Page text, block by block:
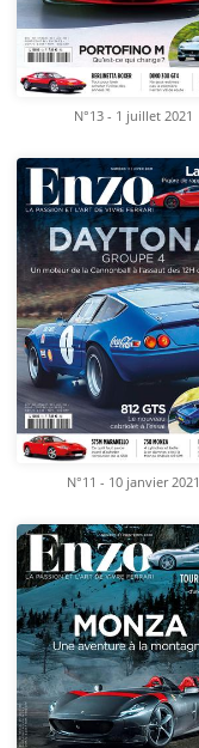
N°13 - 1 juillet 2021
N°11 - 10 janvier 2021